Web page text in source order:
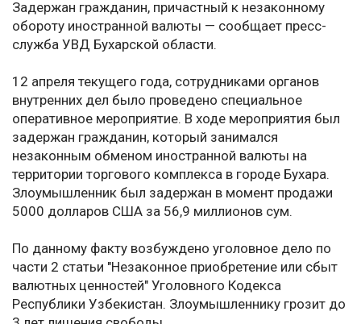
Задержан гражданин, причастный к незаконному
обороту иностранной валюты — сообщает пресс-
служба УВД Бухарской области.
12 апреля текущего года, сотрудниками органов
внутренних дел было проведено специальное
оперативное мероприятие. В ходе мероприятия был
задержан гражданин, который занимался
незаконным обменом иностранной валюты на
территории торгового комплекса в городе Бухара.
Злоумышленник был задержан в момент продажи
5000 долларов США за 56,9 миллионов сум.
По данному факту возбуждено уголовное дело по
части 2 статьи "Незаконное приобретение или сбыт
валютных ценностей" Уголовного Кодекса
Республики Узбекистан. Злоумышленнику грозит до